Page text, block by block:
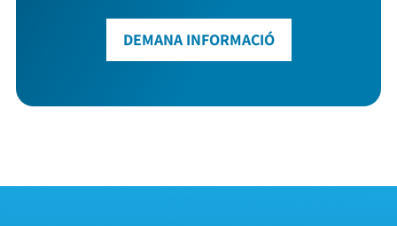
DEMANA INFORMACIÓ